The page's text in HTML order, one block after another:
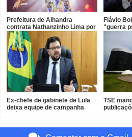
Prefeitura de Alhandra
contrata Nathanzinho Lima por
R$ 750 mil para show da festa
da padroeira
Flávio
"guerra
Ex-chefe de gabinete de Lula
deixa equipe de campanha
TSE